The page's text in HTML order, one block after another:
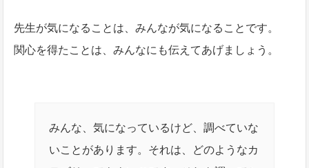
先生が気になることは、みんなが気になることです。
関心を得たことは、みんなにも伝えてあげましょう。
みんな、気になっているけど、調べていな
いことがあります。それは、どのようなカ